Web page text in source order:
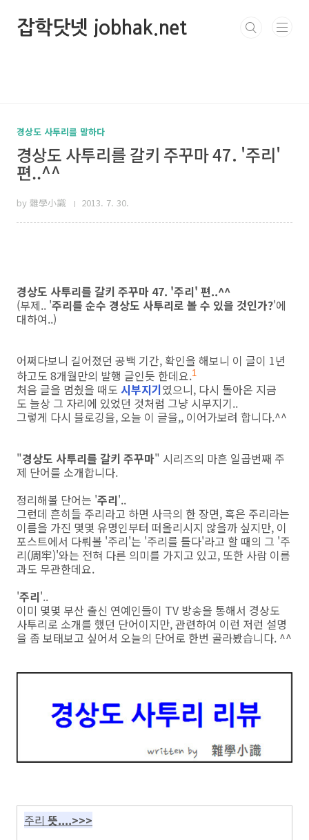
잡학닷넷 jobhak.net
경상도 사투리를 말하다
경상도 사투리를 갈키 주꾸마 47. '주리'
편..^^
by 雜學小識 2013. 7. 30.
경상도 사투리를 갈키 주꾸마 47. '주리' 편..^^
(부제.. '주리를 순수 경상도 사투리로 볼 수 있을 것인가?'에
대하여..)
어쩌다보니 길어졌던 공백 기간, 확인을 해보니 이 글이 1년
하고도 8개월만의 발행 글인듯 한데요.1
처음 글을 멈췄을 때도 시부지기였으니, 다시 돌아온 지금
도 늘상 그 자리에 있었던 것처럼 그냥 시부지기..
그렇게 다시 블로깅을, 오늘 이 글을,, 이어가보려 합니다.^^
"경상도 사투리를 갈키 주꾸마" 시리즈의 마흔 일곱번째 주
제 단어를 소개합니다.
정리해볼 단어는 '주리'..
그런데 흔히들 주리라고 하면 사극의 한 장면, 혹은 주리라는
이름을 가진 몇몇 유명인부터 떠올리시지 않을까 싶지만, 이
포스트에서 다뤄볼 '주리'는 '주리를 틀다'라고 할 때의 그 '주
리(周牢)'와는 전혀 다른 의미를 가지고 있고, 또한 사람 이름
과도 무관한데요.
'주리'..
이미 몇몇 부산 출신 연예인들이 TV 방송을 통해서 경상도
사투리로 소개를 했던 단어이지만, 관련하여 이런 저런 설명
을 좀 보태보고 싶어서 오늘의 단어로 한번 골라봤습니다. ^^
주리 뜻....>>>